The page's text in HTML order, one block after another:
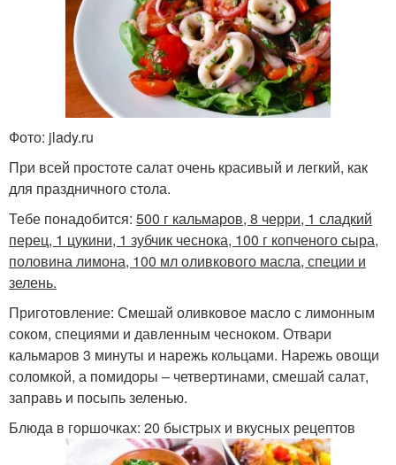
Фото: jlady.ru
При всей простоте салат очень красивый и легкий, как
для праздничного стола.
Тебе понадобится: 500 г кальмаров, 8 черри, 1 сладкий
перец, 1 цукини, 1 зубчик чеснока, 100 г копченого сыра,
половина лимона, 100 мл оливкового масла, специи и
зелень.
Приготовление: Смешай оливковое масло с лимонным
соком, специями и давленным чесноком. Отвари
кальмаров 3 минуты и нарежь кольцами. Нарежь овощи
соломкой, а помидоры – четвертинами, смешай салат,
заправь и посыпь зеленью.
Блюда в горшочках: 20 быстрых и вкусных рецептов